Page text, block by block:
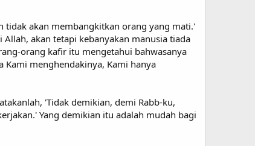
tidak akan membangkitkan orang yang mati.'
akan tetapi kebanyakan manusia tiada
orang kafir itu mengetahui bahwasanya
Kami menghendakinya, Kami hanya
'Tidak demikian, demi Rabb-ku,
Yang demikian itu adalah mudah bagi